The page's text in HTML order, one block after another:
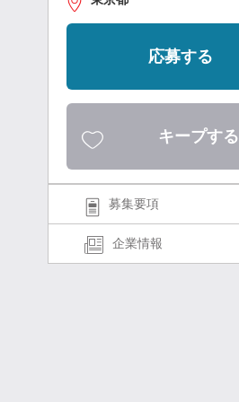
応募する
キープする
募集要項
企業情報